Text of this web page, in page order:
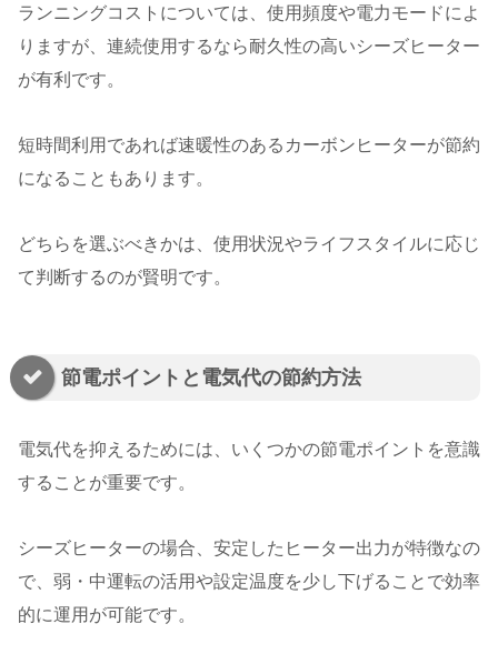
ランニングコストについては、使用頻度や電力モードによ
りますが、連続使用するなら耐久性の高いシーズヒーター
が有利です。
短時間利用であれば速暖性のあるカーボンヒーターが節約
になることもあります。
どちらを選ぶべきかは、使用状況やライフスタイルに応じ
て判断するのが賢明です。
節電ポイントと電気代の節約方法
電気代を抑えるためには、いくつかの節電ポイントを意識
することが重要です。
シーズヒーターの場合、安定したヒーター出力が特徴なの
で、弱・中運転の活用や設定温度を少し下げることで効率
的に運用が可能です。